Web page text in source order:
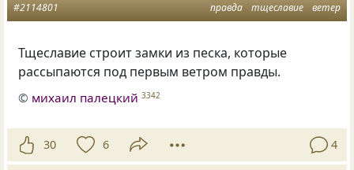
правда тщеславие ветер
#2114801
Тщеславие строит замки из песка, которые
рассыпаются под первым ветром правды.
© михаил палецкий 3342
30 6 4